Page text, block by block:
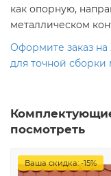
как опорную,
металлическом
Оформите заказ
для точной сборки
посмотреть
Ваша скидка: -15%